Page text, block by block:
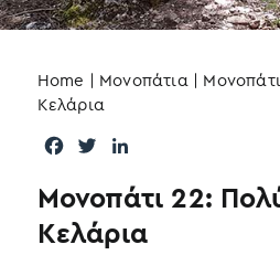
Μονοπάτι 22:
Κελάρια
Home | Μονοπάτια|
Κελάρια
c
e
b
i
t
n
e